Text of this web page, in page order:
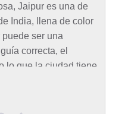
Jaipur es una de
India, llena de color
ser una
correcta, el
lo que la ciudad tiene
de llegar a la ciudad.